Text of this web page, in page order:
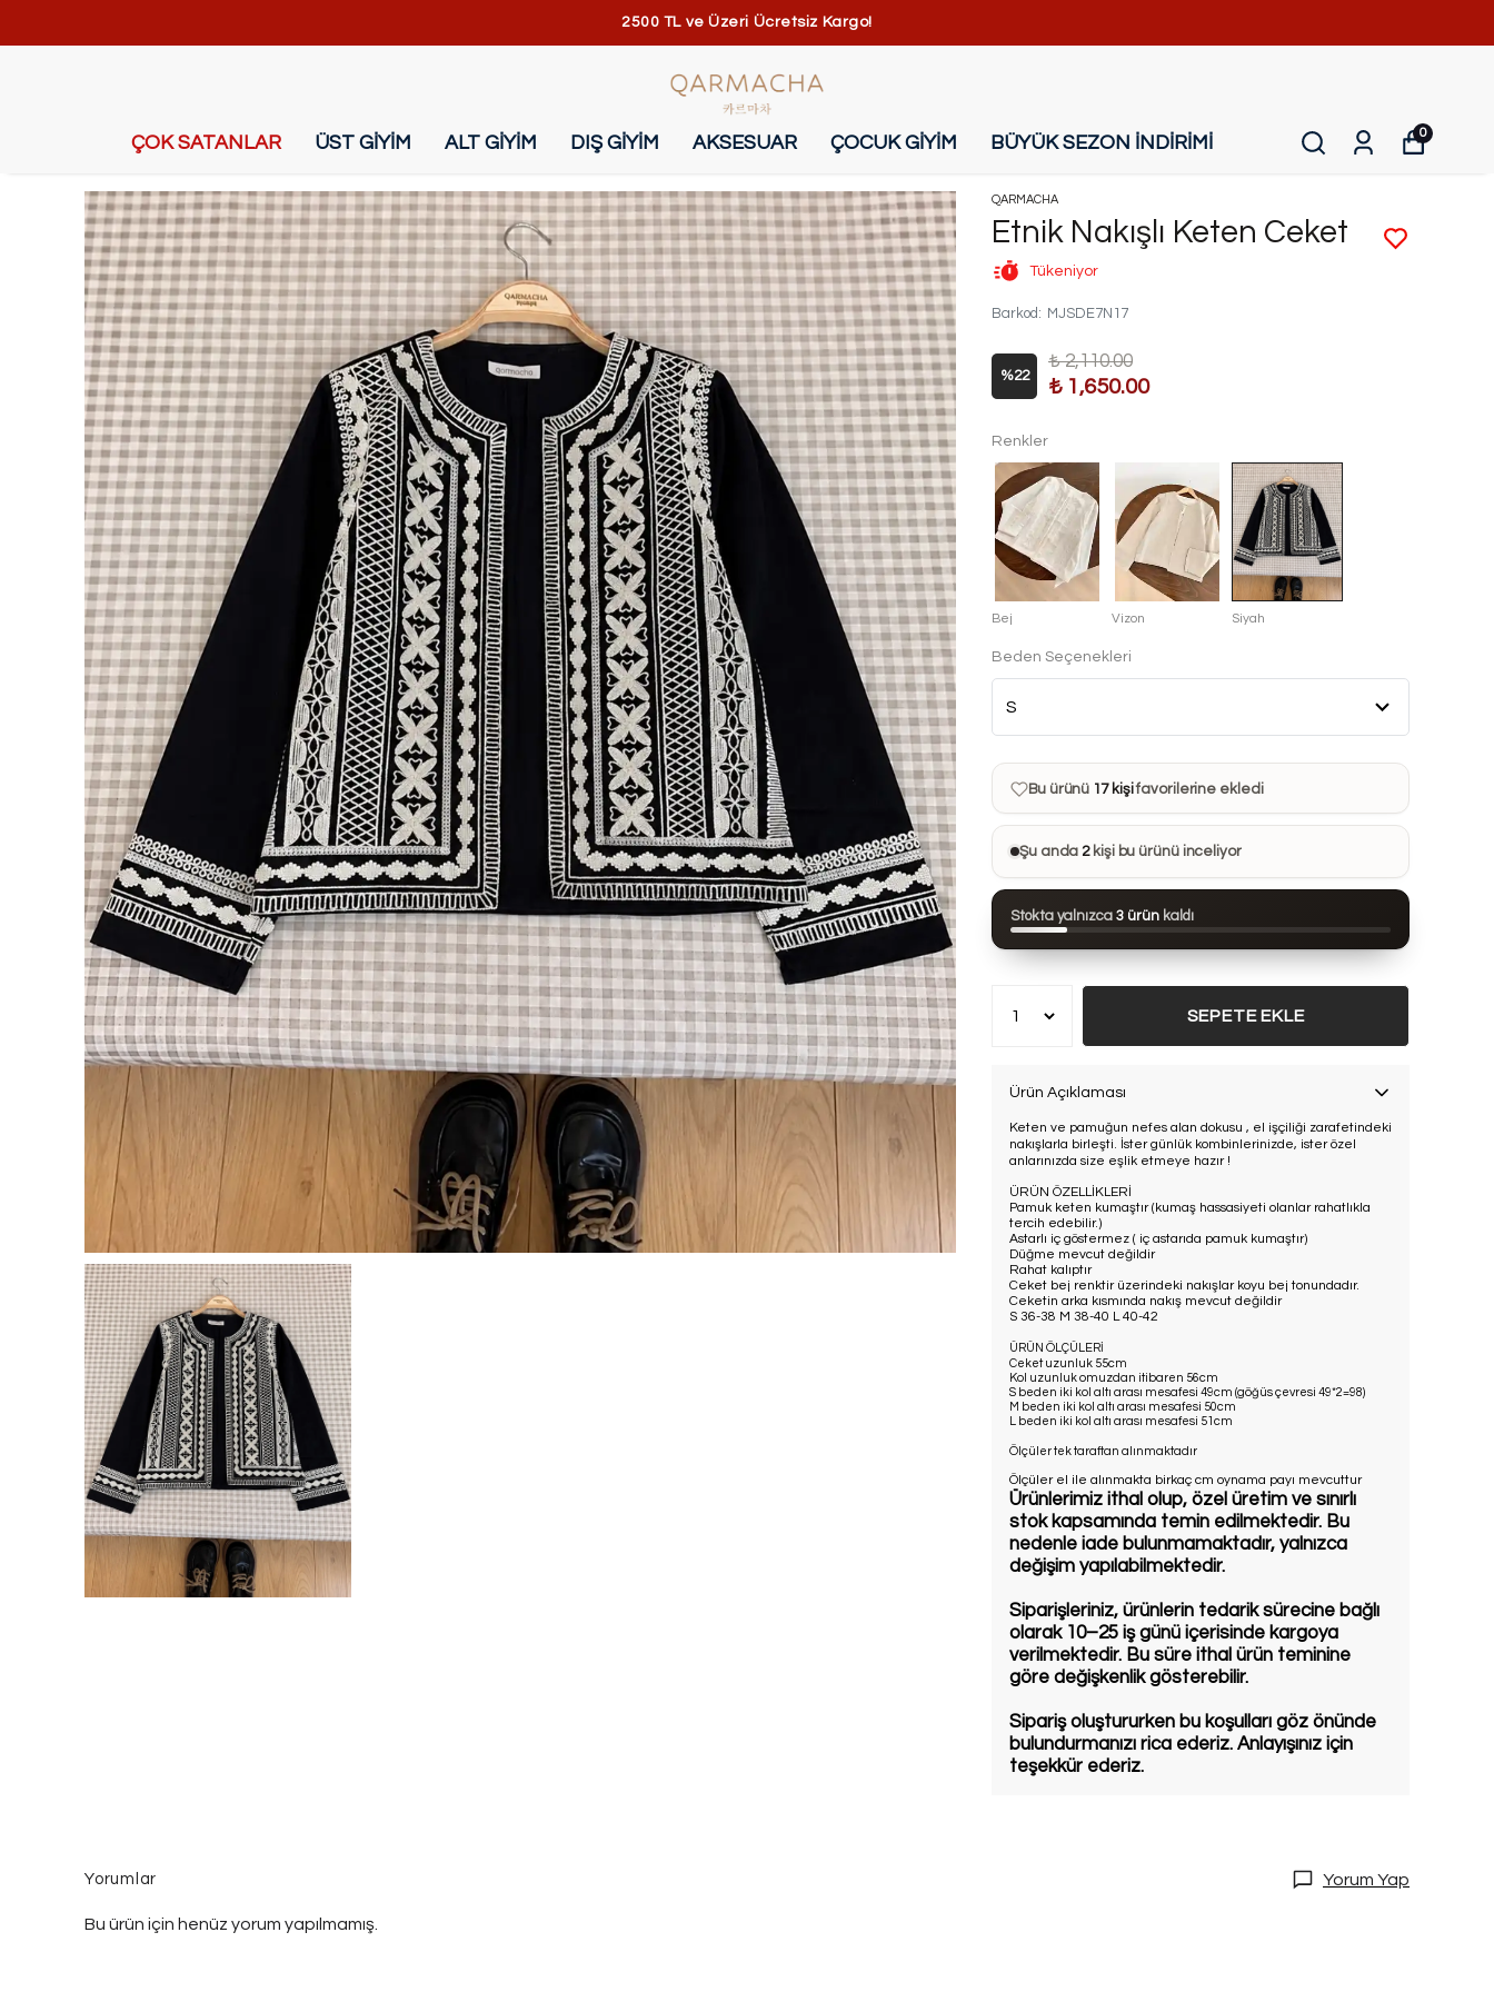
2500 TL ve Üzeri Ücretsiz Kargo!
ÇOK SATANLAR ÜST GİYİM ALT GİYİM DIŞ GİYİM AKSESUAR ÇOCUK GİYİM BÜYÜK SEZON İNDİRİMİ 0
QARMACHA
Etnik Nakışlı Keten Ceket
Tükeniyor
Barkod : MJSDE7N17
%22
₺ 2,110.00
₺ 1,650.00
Renkler
Bej Vizon Siyah
Beden Seçenekleri
Bu ürün şu anda5 kişininsepetinde
Bu ürünü 17 kişifavorilerine ekledi
Bu ürün son 24 saatte 72 kez
Bu ürün son 7 günde12 kezsatın alındı
Şu anda 2kişi bu ürünü inceliyor
Stokta yalnızca 3 ürün kaldı
SEPETE EKLE
Ürün Açıklaması
Keten ve pamuğun nefes alan dokusu , el işçiliği zarafetindeki
nakışlarla birleşti. İster günlük kombinlerinizde, ister özel
anlarınızda size eşlik etmeye hazır !
ÜRÜN ÖZELLİKLERİ
Pamuk keten kumaştır (kumaş hassasiyeti olanlar rahatlıkla
tercih edebilir.)
Astarlı iç göstermez ( iç astarıda pamuk kumaştır)
Düğme mevcut değildir
Rahat kalıptır
Ceket bej renktir üzerindeki nakışlar koyu bej tonundadır.
Ceketin arka kısmında nakış mevcut değildir
S 36-38 M 38-40 L 40-42
ÜRÜN ÖLÇÜLERİ
Ceket uzunluk 55cm
Kol uzunluk omuzdan itibaren 56cm
S beden iki kol altı arası mesafesi 49cm (göğüs çevresi 49*2=98)
M beden iki kol altı arası mesafesi 50cm
L beden iki kol altı arası mesafesi 51cm
Ölçüler tek taraftan alınmaktadır
Ölçüler el ile alınmakta birkaç cm oynama payı mevcuttur
Ürünlerimiz ithal olup, özel üretim ve sınırlı
stok kapsamında temin edilmektedir. Bu
nedenle iade bulunmamaktadır, yalnızca
değişim yapılabilmektedir.
Siparişleriniz, ürünlerin tedarik sürecine bağlı
olarak 10–25 iş günü içerisinde kargoya
verilmektedir. Bu süre ithal ürün teminine
göre değişkenlik gösterebilir.
Sipariş oluştururken bu koşulları göz önünde
bulundurmanızı rica ederiz. Anlayışınız için
teşekkür ederiz.
Yorumlar Yorum Yap
Bu ürün için henüz yorum yapılmamış.